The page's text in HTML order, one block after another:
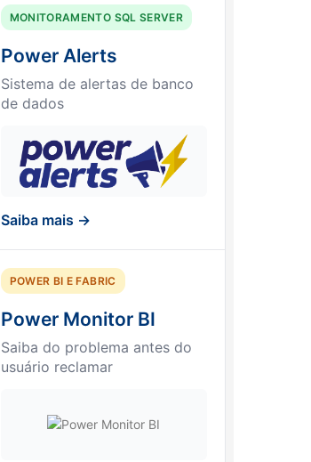
MONITORAMENTO SQL SERVER
Power Alerts
Sistema de alertas de banco
de dados
Saiba mais →
POWER BI E FABRIC
Power Monitor BI
Saiba do problema antes do
usuário reclamar